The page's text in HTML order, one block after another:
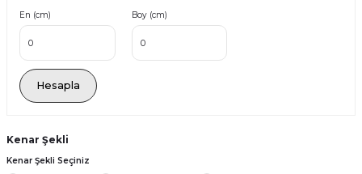
En (cm) Boy (cm)
Hesapla
Kenar Şekli
Kenar Şekli Seçiniz